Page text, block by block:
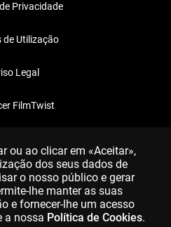
Privacidade
de Utilização
Legal
FilmTwist
ou ao clicar em «Aceitar»,
dos seus dados de
o nosso público e gerar
lhe manter as suas
e fornecer-lhe um acesso
a nossa Política de Cookies.